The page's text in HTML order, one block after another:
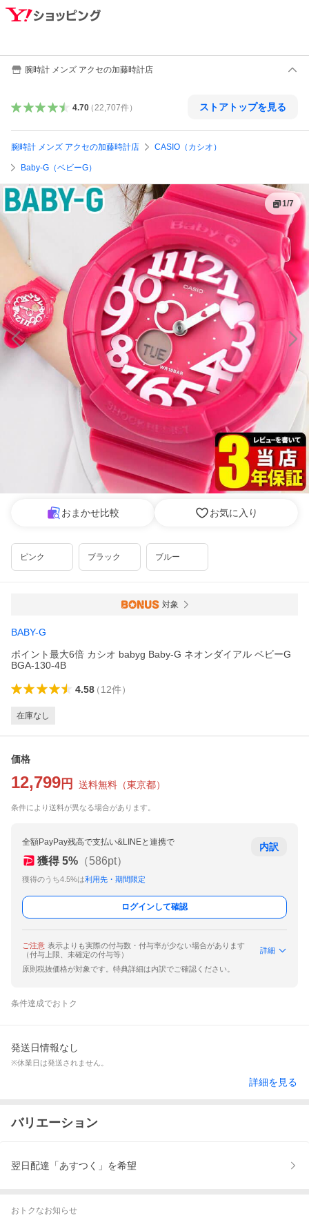
腕時計 メンズ アクセの加藤時計店
4.70（ 22,707件） ストアトップを見る
腕時計 メンズ アクセの加藤時計店 CASIO（カシオ）
Baby-G（ベビーG）
1/7
おまかせ比較 お気に入り
ピンク ブラック ブルー
対象
BABY-G
ポイント最大6倍 カシオ babyg Baby-G ネオンダイアル ベビーG
BGA-130-4B
4.58（12件）
在庫なし
価格
12,799 円 送料無料 （東京都）
条件により送料が異なる場合があります。
全額PayPay残高で支払い&LINEと連携で
獲得 5% （586pt）
獲得のうち4.5%は利用先・期間限定
内訳
ログインして確認
ご注意 表示よりも実際の付与数・付与率が少ない場合があります
（付与上限、未確定の付与等）
詳細
原則税抜価格が対象です。特典詳細は内訳でご確認ください。
条件達成でおトク
発送日情報なし
※休業日は発送されません。
詳細を見る
バリエーション
翌日配達「あすつく」を希望
おトクなお知らせ